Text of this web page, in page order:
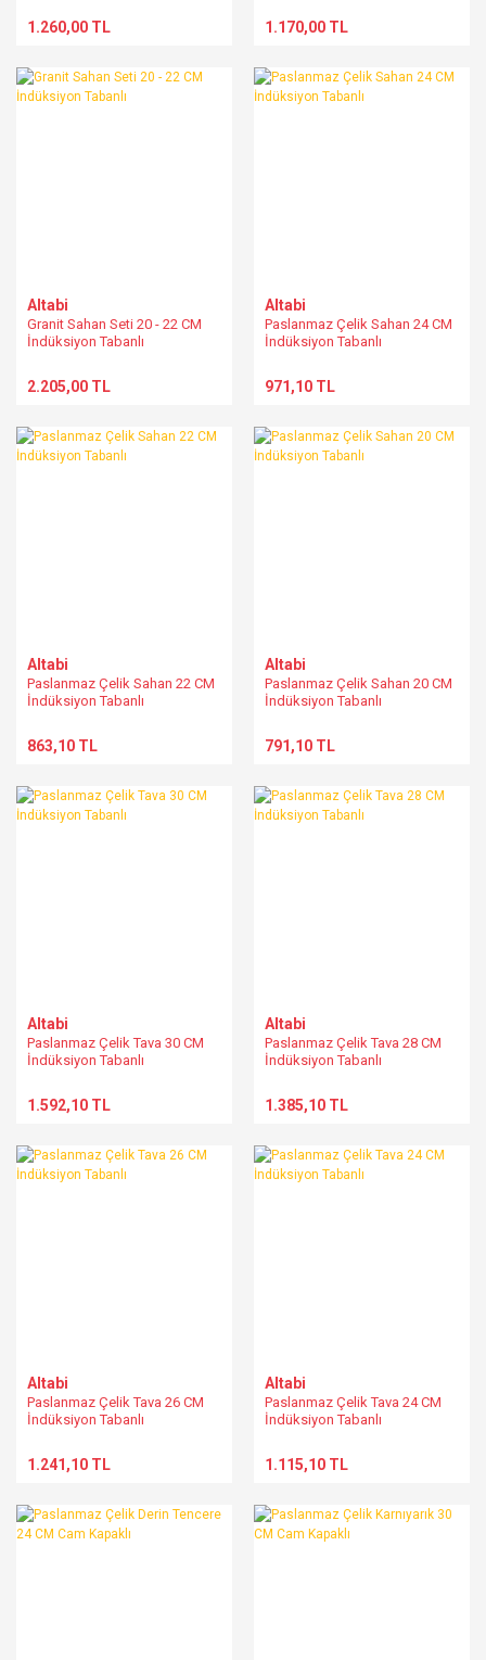
1.260,00 TL 1.170,00 TL
Altabi
Granit Sahan Seti 20 - 22 CM
İndüksiyon Tabanlı
2.205,00 TL
Altabi
Paslanmaz Çelik Sahan 24 CM
İndüksiyon Tabanlı
971,10 TL
Altabi
Paslanmaz Çelik Sahan 22 CM
İndüksiyon Tabanlı
863,10 TL
Altabi
Paslanmaz Çelik Sahan 20 CM
İndüksiyon Tabanlı
791,10 TL
Altabi
Paslanmaz Çelik Tava 30 CM
İndüksiyon Tabanlı
1.592,10 TL
Altabi
Paslanmaz Çelik Tava 28 CM
İndüksiyon Tabanlı
1.385,10 TL
Altabi
Paslanmaz Çelik Tava 26 CM
İndüksiyon Tabanlı
1.241,10 TL
Altabi
Paslanmaz Çelik Tava 24 CM
İndüksiyon Tabanlı
1.115,10 TL